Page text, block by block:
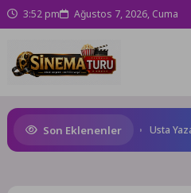
3:52 pm Ağustos 7, 2026, Cuma
Son Eklenenler
karnında başlıyor! Usta Yazar